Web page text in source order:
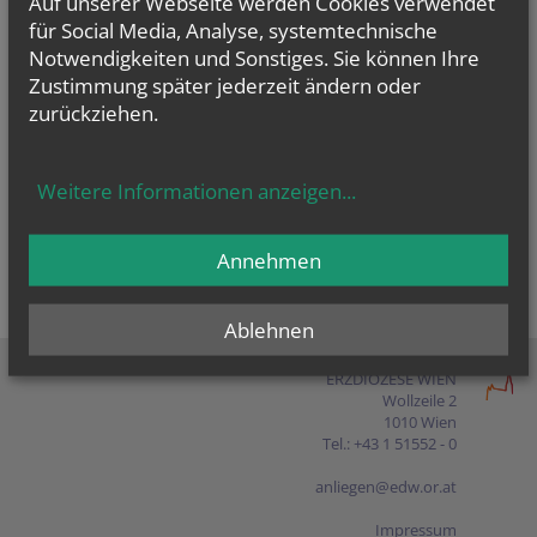
Presse
Shop
ERZDIÖZESE WIEN
Wollzeile 2
1010 Wien
Tel.: +43 1 51552 - 0
anliegen@edw.or.at
Impressum
für Social Media, Analyse, systemtechnische
Notwendigkeiten und Sonstiges. Sie können Ihre
Zustimmung später jederzeit ändern oder
zurückziehen.
Weitere Informationen anzeigen...
Ablehnen
Annehmen